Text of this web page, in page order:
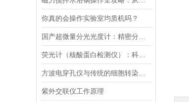
你真的会操作实验室均质机吗？
紫外交联仪工作原理